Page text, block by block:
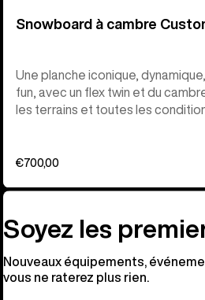
Snowboard à cambre
Une planche iconique,
fun, avec un flex twin et du
les terrains et toutes les
€700,00
Soyez les
Nouveaux équipements,
vous ne raterez plus rien.